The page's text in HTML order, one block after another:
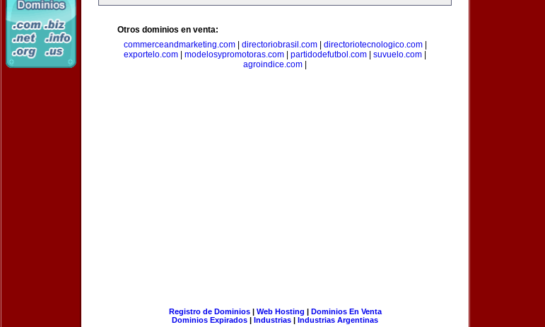
Otros dominios en venta:
commerceandmarketing.com| directoriobrasil.com| directoriotecnologico.com|
exportelo.com
modelosypromotoras.com partidodefutbol.com suvuelo.com
agroindice.com
Registro de Dominios| Web Hosting | Dominios En Venta
Dominios Expirados | Industrias | Industrias Argentinas